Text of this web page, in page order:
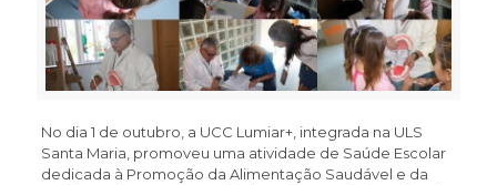
No dia 1 de outubro, a UCC Lumiar+, integrada na ULS
Santa Maria, promoveu uma atividade de Saúde Escolar
dedicada à Promoção da Alimentação Saudável e da